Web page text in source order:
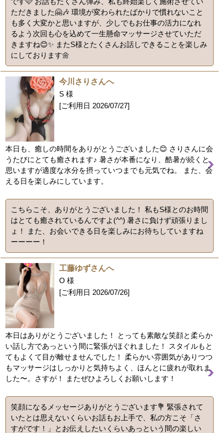
ただきました🤗🎶 環境が変わられたばかりで慣れないこと
も多く大変かと思いますが、少しでもお仕事の活力になれ
るよう次回も心を込めて一生懸命マッサージさせていただ
きますね😊✨️ またS様とたくさんお話しできることを楽しみ
にしております🌼
今川さりさんへ
S 様
[ご利用日 2026/07/27]
本日も、癒しの時間をありがとうございました😊 さりさんに会
うたびにとても癒されます♪ 暑さが本番になり、酷暑が続くと
思いますが適度な水分を摂っていつまでも元気でね。 また、会
える日を楽しみにしています。
こちらこそ、ありがとうございました！ 私もS様とのお時間
はとても癒されているんですよ(^^) 暑さに負けず頑張りまし
ょ！ また、お会いできる日を楽しみにお待ちしていますね
ーーーー！
工藤ゆずさんへ
O 様
[ご利用日 2026/07/26]
本日はありがとうございました！ とっても素敵な笑顔と柔らか
い話し方であっという間に緊張がほぐれました！ スタイルもと
てもよくて目が離せませんでした！ 柔らかい雰囲気がありつつ
もマッサージはしっかりと気持ちよく、ほんとに疲れが取れま
した〜。さすが！ またぜひよろしくお願いします！
笑顔になるメッセージありがとうございます💐 緊張されて
いたとは思えないくらいお話もお上手で、私の方こそ「さ
すがです！」とお伝えしたいくらいあっという間の楽しい